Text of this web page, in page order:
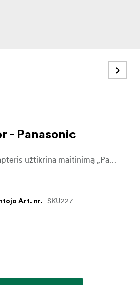
- Panasonic
„Rhino“ maitinimo adapteris užtikrina maitinimą „Panasonic“ fotoaparatui, kai jis prijungtas prie „Rhino ARC II“ Tai suteikia galimybę filmuoti ir imti interviu arba fotografuoti laiko intervalais negalvojant apie įrangos įkrovimą. Jei filmuojate ilgą laiką, tiesiog turite įkrauti tik vieną įrangos komponentą: „Rhino ARC II“
Art. nr. SKU227